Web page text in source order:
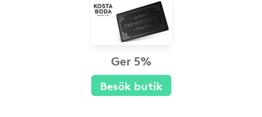
Ger 5%
Besök butik